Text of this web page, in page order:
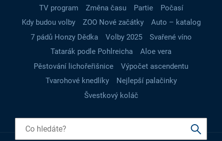
TV program
Změna času Partie
Počasí
Kdy budou volby
ZOO Nové začátky
Auto – katalog
7 pádů Honzy Dědka
Volby 2025
Svařené víno
Tatarák podle Pohlreicha
Aloe vera
Pěstování lichořeřišnice
Výpočet ascendentu
Tvarohové knedlíky
Nejlepší palačinky
Švestkový koláč